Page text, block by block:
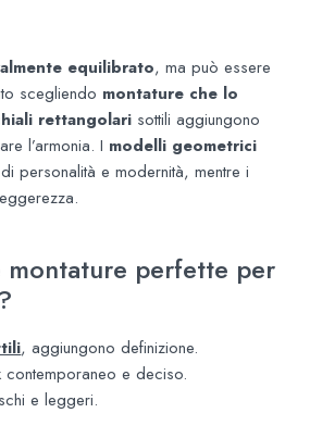
equilibrato, ma può essere
scegliendo montature che lo
rettangolari sottili aggiungono
l’armonia. I modelli geometrici
personalità e modernità, mentre i
montature perfette per
, aggiungono definizione.
contemporaneo e deciso.
e leggeri.